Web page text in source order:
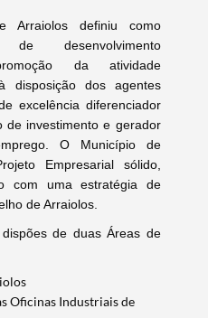
Arraiolos definiu como
desenvolvimento
da atividade
disposição dos agentes
excelência diferenciador
de investimento e gerador
O Município de
Empresarial sólido,
com uma estratégia de
de Arraiolos.
de duas Áreas de
Oficinas Industriais de